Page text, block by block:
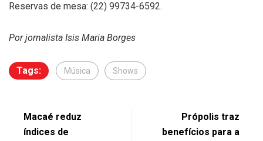
Reservas de mesa: (22) 99734-6592.
Por jornalista Isis Maria Borges
Tags: Música Shows
Macaé reduz
índices de
Própolis traz
benefícios para a